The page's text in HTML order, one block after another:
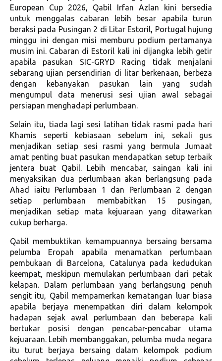
European Cup 2026, Qabil Irfan Azlan kini bersedia
untuk menggalas cabaran lebih besar apabila turun
beraksi pada Pusingan 2 di Litar Estoril, Portugal hujung
minggu ini dengan misi memburu podium pertamanya
musim ini. Cabaran di Estoril kali ini dijangka lebih getir
apabila pasukan SIC-GRYD Racing tidak menjalani
sebarang ujian persendirian di litar berkenaan, berbeza
dengan kebanyakan pasukan lain yang sudah
mengumpul data menerusi sesi ujian awal sebagai
persiapan menghadapi perlumbaan.
Selain itu, tiada lagi sesi latihan tidak rasmi pada hari
Khamis seperti kebiasaan sebelum ini, sekali gus
menjadikan setiap sesi rasmi yang bermula Jumaat
amat penting buat pasukan mendapatkan setup terbaik
jentera buat Qabil. Lebih mencabar, saingan kali ini
menyaksikan dua perlumbaan akan berlangsung pada
Ahad iaitu Perlumbaan 1 dan Perlumbaan 2 dengan
setiap perlumbaan membabitkan 15 pusingan,
menjadikan setiap mata kejuaraan yang ditawarkan
cukup berharga.
Qabil membuktikan kemampuannya bersaing bersama
pelumba Eropah apabila menamatkan perlumbaan
pembukaan di Barcelona, Catalunya pada kedudukan
keempat, meskipun memulakan perlumbaan dari petak
kelapan. Dalam perlumbaan yang berlangsung penuh
sengit itu, Qabil mempamerkan kematangan luar biasa
apabila berjaya menempatkan diri dalam kelompok
hadapan sejak awal perlumbaan dan beberapa kali
bertukar posisi dengan pencabar-pencabar utama
kejuaraan. Lebih membanggakan, pelumba muda negara
itu turut berjaya bersaing dalam kelompok podium